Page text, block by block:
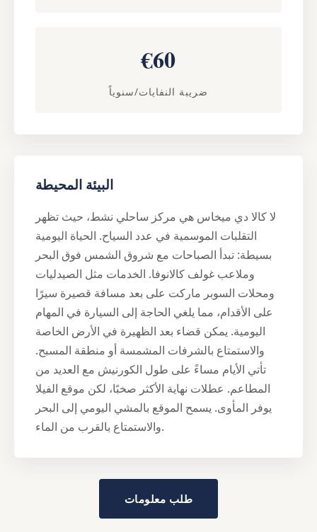
€60
ضريبة النفايات/سنوياً
البيئة المحيطة
لا كالا دي ميخاس هي مركز ساحلي نشط، حيث تظهر
التقلبات الموسمية في عدد السياح. الحياة اليومية
بسيطة: تبدأ الصباحات مع شروق الشمس فوق البحر
وملاعب غولف كالانوفا. الخدمات مثل الصيدليات
ومحلات السوبر ماركت على بعد مسافة قصيرة سيرًا
على الأقدام، مما يلغي الحاجة إلى السيارة في المهام
اليومية. يمكن قضاء بعد الظهيرة في الأرض الخاصة
والاستمتاع بالشرفات المشمسة أو منطقة المسبح.
تأتي الأيام مساءً على طول الكورنيش مع العديد من
المطاعم. عطلات نهاية الأكثر صخبًا، لكن موقع الفيلا
يوفر المأوى. يسمح الموقع بالمشي اليومي إلى البحر
والاستمتاع بالقرب من الماء.
طلب معلومات